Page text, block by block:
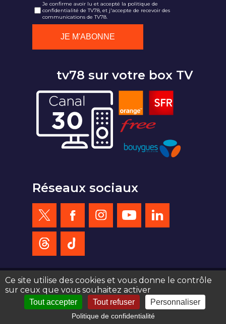
Je confirme avoir lu et accepté la politique de
confidentialité de TV78, et j'accepte de recevoir des
communications de TV78.
tv78 sur votre box TV
Réseaux sociaux
création site web : agence de communication Serious Team 360°
Ce site utilise des cookies et vous donne le contrôle
sur ceux que vous souhaitez activer
Tout accepter Tout refuser Personnaliser
Politique de confidentialité